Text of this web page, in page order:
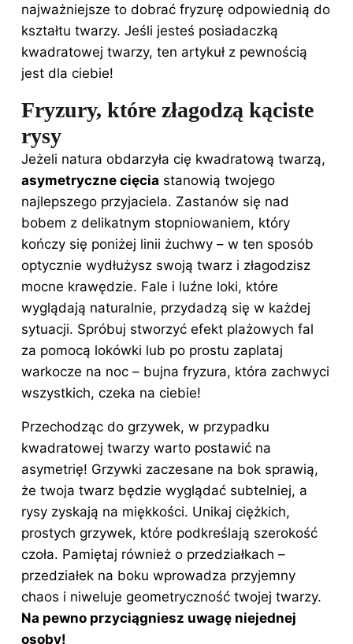
najważniejsze to dobrać fryzurę odpowiednią do
kształtu twarzy. Jeśli jesteś posiadaczką
kwadratowej twarzy, ten artykuł z pewnością
jest dla ciebie!
Fryzury, które złagodzą kąciste
rysy
Jeżeli natura obdarzyła cię kwadratową twarzą,
asymetryczne cięcia stanowią twojego
najlepszego przyjaciela. Zastanów się nad
bobem z delikatnym stopniowaniem, który
kończy się poniżej linii żuchwy – w ten sposób
optycznie wydłużysz swoją twarz i złagodzisz
mocne krawędzie. Fale i luźne loki, które
wyglądają naturalnie, przydadzą się w każdej
sytuacji. Spróbuj stworzyć efekt plażowych fal
za pomocą lokówki lub po prostu zaplataj
warkocze na noc – bujna fryzura, która zachwyci
wszystkich, czeka na ciebie!
Przechodząc do grzywek, w przypadku
kwadratowej twarzy warto postawić na
asymetrię! Grzywki zaczesane na bok sprawią,
że twoja twarz będzie wyglądać subtelniej, a
rysy zyskają na miękkości. Unikaj ciężkich,
prostych grzywek, które podkreślają szerokość
czoła. Pamiętaj również o przedziałkach –
przedziałek na boku wprowadza przyjemny
chaos i niweluje geometryczność twojej twarzy.
Na pewno przyciągniesz uwagę niejednej
osoby!